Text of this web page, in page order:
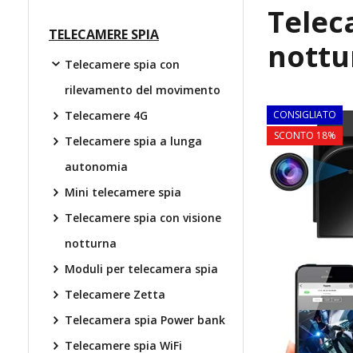
CONSIGLIATO
SCONTO 18%
TELECAMERE SPIA
Telecamere spia con
rilevamento del movimento
Telecamere 4G
Telecamere spia a lunga
autonomia
Mini telecamere spia
Telecamere spia con visione
notturna
Moduli per telecamera spia
Telecamere Zetta
Telecamera spia Power bank
Telecamere spia WiFi